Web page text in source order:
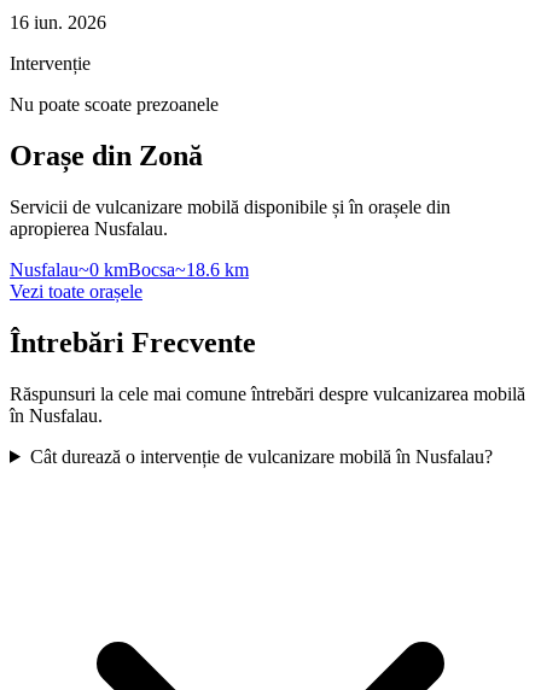
16 iun. 2026
Intervenție
Nu poate scoate prezoanele
Orașe din Zonă
Servicii de vulcanizare mobilă disponibile și în orașele din
apropierea Nusfalau.
Nusfalau~0 kmBocsa~18.6 km
Vezi toate orașele
Întrebări Frecvente
Răspunsuri la cele mai comune întrebări despre vulcanizarea mobilă
în Nusfalau.
Cât durează o intervenție de vulcanizare mobilă în Nusfalau?